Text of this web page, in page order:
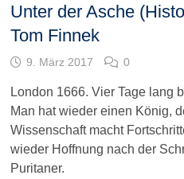
Unter der Asche
Tom Finnek
9. März 2017 0
London 1666. Vier Tage lang
Man hat wieder einen König,
Wissenschaft macht
wieder Hoffnung nach der
Puritaner.